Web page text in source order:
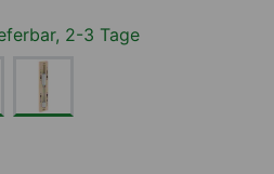
2-3 Tage